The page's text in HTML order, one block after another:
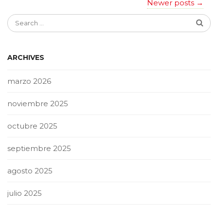
Newer posts →
ARCHIVES
marzo 2026
noviembre 2025
octubre 2025
septiembre 2025
agosto 2025
julio 2025